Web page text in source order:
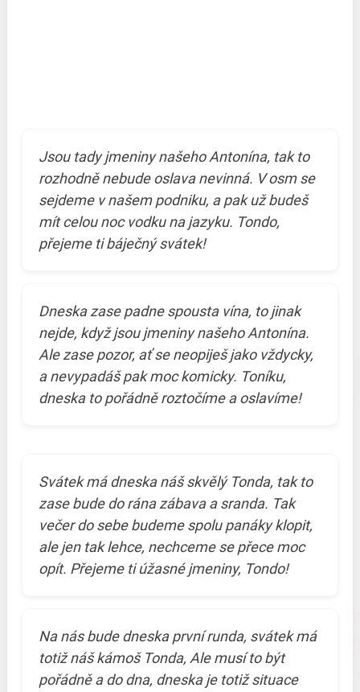
Jsou tady jmeniny našeho Antonína, tak to
rozhodně nebude oslava nevinná. V osm se
sejdeme v našem podniku, a pak už budeš
mít celou noc vodku na jazyku. Tondo,
přejeme ti báječný svátek!
Dneska zase padne spousta vína, to jinak
nejde, když jsou jmeniny našeho Antonína.
Ale zase pozor, ať se neopiješ jako vždycky,
a nevypadáš pak moc komicky. Toníku,
dneska to pořádně roztočíme a oslavíme!
Svátek má dneska náš skvělý Tonda, tak to
zase bude do rána zábava a sranda. Tak
večer do sebe budeme spolu panáky klopit,
ale jen tak lehce, nechceme se přece moc
opít. Přejeme ti úžasné jmeniny, Tondo!
Na nás bude dneska první runda, svátek má
totiž náš kámoš Tonda, Ale musí to být
pořádně a do dna, dneska je totiž situace